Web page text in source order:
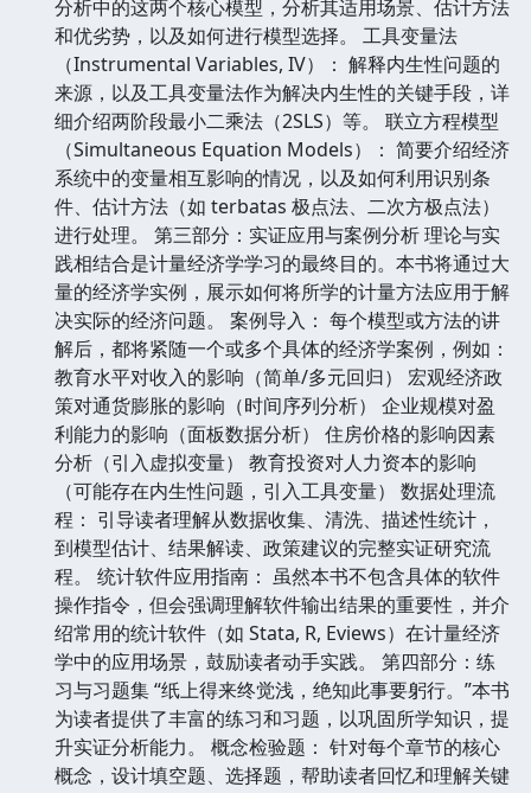
分析中的这两个核心模型，分析其适用场景、估计方法
和优劣势，以及如何进行模型选择。 工具变量法
（Instrumental Variables, IV）： 解释内生性问题的
来源，以及工具变量法作为解决内生性的关键手段，详
细介绍两阶段最小二乘法（2SLS）等。 联立方程模型
（Simultaneous Equation Models）： 简要介绍经济
系统中的变量相互影响的情况，以及如何利用识别条
件、估计方法（如 terbatas 极点法、二次方极点法）
进行处理。 第三部分：实证应用与案例分析 理论与实
践相结合是计量经济学学习的最终目的。本书将通过大
量的经济学实例，展示如何将所学的计量方法应用于解
决实际的经济问题。 案例导入： 每个模型或方法的讲
解后，都将紧随一个或多个具体的经济学案例，例如：
教育水平对收入的影响（简单/多元回归） 宏观经济政
策对通货膨胀的影响（时间序列分析） 企业规模对盈
利能力的影响（面板数据分析） 住房价格的影响因素
分析（引入虚拟变量） 教育投资对人力资本的影响
（可能存在内生性问题，引入工具变量） 数据处理流
程： 引导读者理解从数据收集、清洗、描述性统计，
到模型估计、结果解读、政策建议的完整实证研究流
程。 统计软件应用指南： 虽然本书不包含具体的软件
操作指令，但会强调理解软件输出结果的重要性，并介
绍常用的统计软件（如 Stata, R, Eviews）在计量经济
学中的应用场景，鼓励读者动手实践。 第四部分：练
习与习题集 “纸上得来终觉浅，绝知此事要躬行。”本书
为读者提供了丰富的练习和习题，以巩固所学知识，提
升实证分析能力。 概念检验题： 针对每个章节的核心
概念，设计填空题、选择题，帮助读者回忆和理解关键